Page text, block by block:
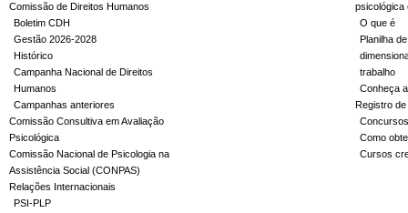
Comissão de Direitos Humanos
Boletim CDH
Gestão 2026-2028
Histórico
Campanha Nacional de Direitos
Humanos
Campanhas anteriores
Comissão Consultiva em Avaliação
Psicológica
Comissão Nacional de Psicologia na
Assistência Social (CONPAS)
Relações Internacionais
PSI-PLP
psicológica
O que é
Planilha
trabalho
Conheça
Registro
Concursos
Como
Cursos